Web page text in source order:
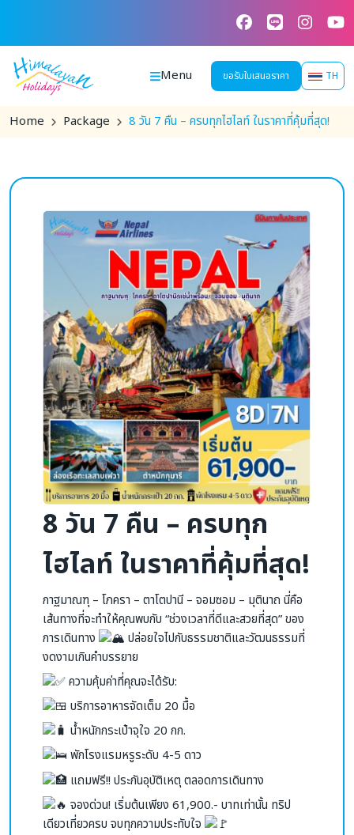
content
Menu
ขอรับใบเสนอราคา TH
Home Package 8 วัน 7 คืน – ครบทุกไฮไลท์ ในราคาที่คุ้มที่สุด!
8 วัน 7 คืน – ครบทุก
ไฮไลท์ ในราคาที่คุ้มที่สุด!
กาฐมาณฑุ – โภครา – ตาโตปานี – จอมซอม – มุตินาถ นี่คือ
เส้นทางที่จะทำให้คุณพบกับ “ช่วงเวลาที่ดีและสวยที่สุด” ของ
การเดินทาง
ปล่อยใจไปกับธรรมชาติและวัฒนธรรมที่
งดงามเกินคำบรรยาย
ความคุ้มค่าที่คุณจะได้รับ:
บริการอาหารจัดเต็ม 20 มื้อ
น้ำหนักกระเป๋าจุใจ 20 กก.
พักโรงแรมหรูระดับ 4-5 ดาว
แถมฟรี!! ประกันอุบัติเหตุ ตลอดการเดินทาง
จองด่วน! เริ่มต้นเพียง 61,900.- บาทเท่านั้น ทริป
เดียวเที่ยวครบ จบทุกความประทับใจ